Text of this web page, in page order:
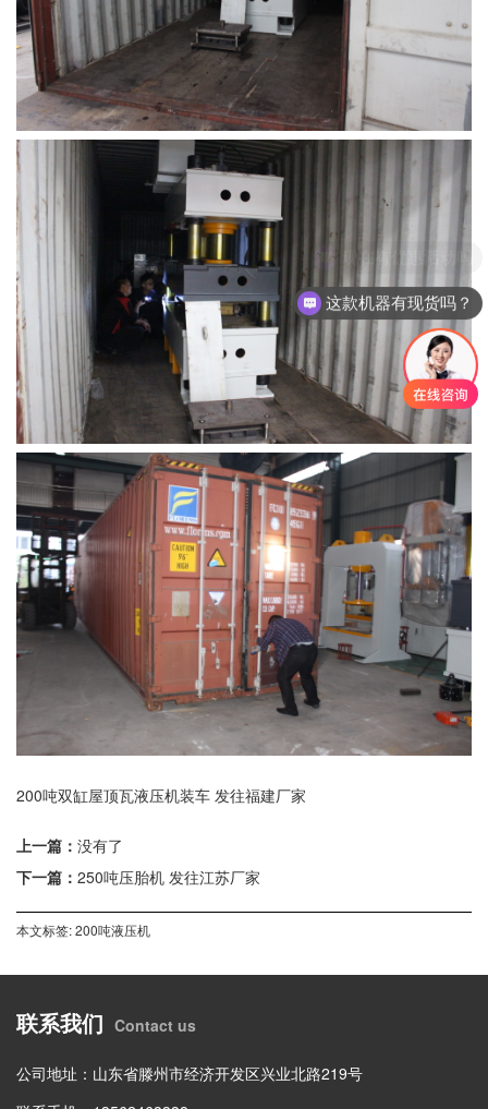
200吨双缸屋顶瓦液压机装车 发往福建厂家
上一篇： 没有了
下一篇： 250吨压胎机 发往江苏厂家
本文标签:200吨液压机
联系我们 Contact us
公司地址：山东省滕州市经济开发区兴业北路219号
这款机器有现货吗？